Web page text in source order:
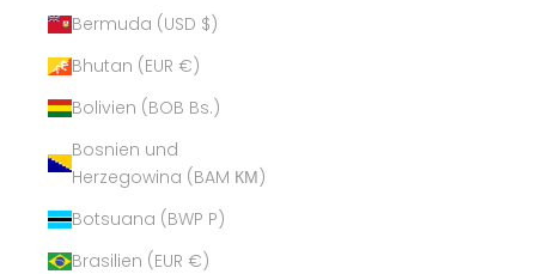
Bermuda (USD $)
Bhutan (EUR €)
Bolivien (BOB Bs.)
Bosnien und
Herzegowina (BAM КМ)
Botsuana (BWP P)
Brasilien (EUR €)